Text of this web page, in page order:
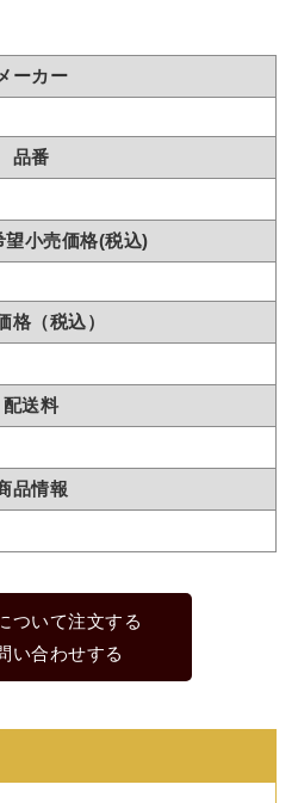
ーカー
品番
望小売価格(税込)
格（税込）
配送料
品情報
ついて注文する
い合わせする